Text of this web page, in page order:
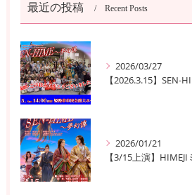
最近の投稿 Recent Posts
2026/03/27
2026/01/21